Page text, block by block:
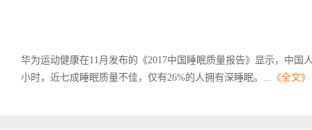
华为运动健康在11月发布的《2017中国睡眠质量报告》显示，中国
小时，近七成睡眠质量不佳，仅有26%的人拥有深睡眠。... 《全文》